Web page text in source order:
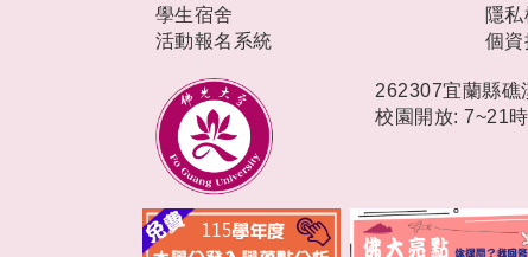
學生宿舍
活動報名系統
隱
個資
262307宜蘭縣礁
校園開放: 7~21